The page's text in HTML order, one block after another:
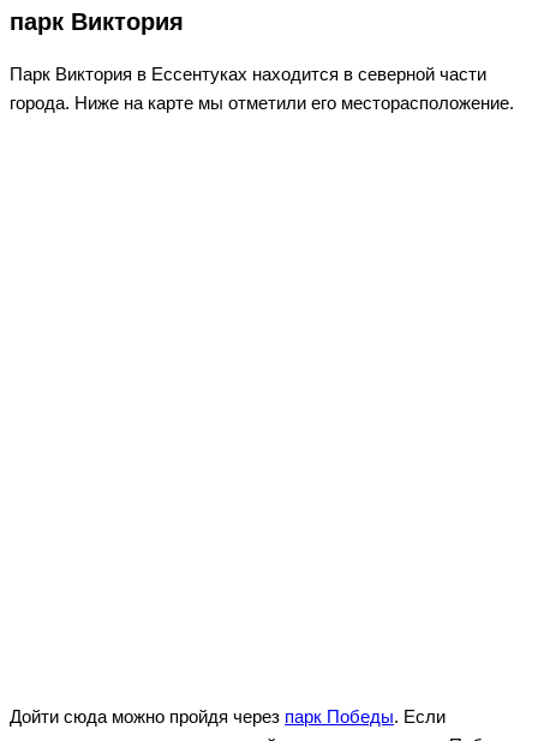
парк Виктория
Парк Виктория в Ессентуках находится в северной части
города. Ниже на карте мы отметили его месторасположение.
Дойти сюда можно пройдя через парк Победы. Если